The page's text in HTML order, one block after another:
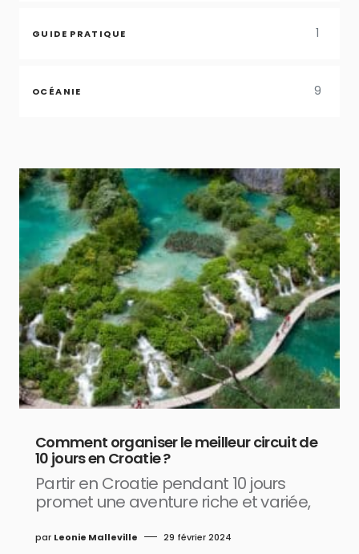
GUIDE PRATIQUE 1
OCÉANIE 9
Comment organiser le meilleur circuit de
10 jours en Croatie ?
Partir en Croatie pendant 10 jours
promet une aventure riche et variée,
par Leonie Malleville 29 février 2024